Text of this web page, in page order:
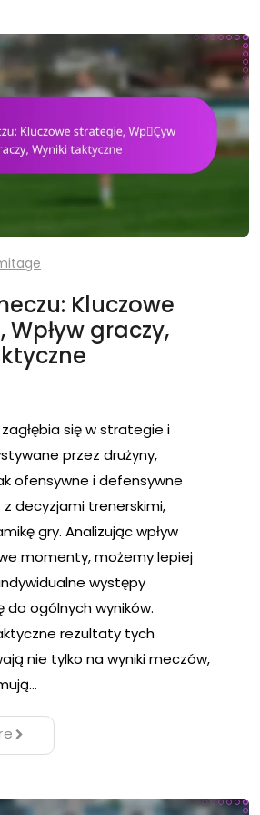
Kluczowe
graczy,
się w strategie i
przez drużyny,
ofensywne i defensywne
decyzjami trenerskimi,
gry. Analizując wpływ
momenty, możemy lepiej
występy
do ogólnych wyników.
rezultaty tych
nie tylko na wyniki meczów,